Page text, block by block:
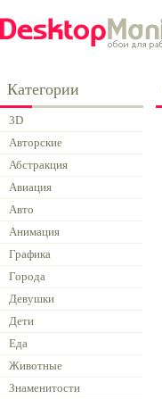
Категории
3D
Авторские
Абстракция
Авиация
Авто
Анимация
Графика
Города
Девушки
Дети
Еда
Животные
Знаменитости